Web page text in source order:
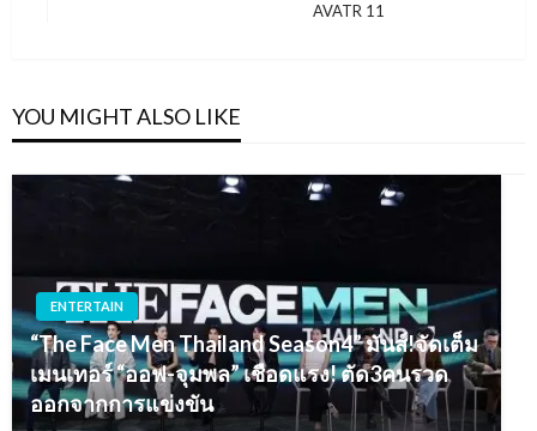
AVATR 11
YOU MIGHT ALSO LIKE
ENTERTAIN
“The Face Men Thailand Season4” มันส์!จัดเต็ม
เมนเทอร์ “ออฟ-จุมพล” เชือดแรง! ตัด3คนรวด
ออกจากการแข่งขัน